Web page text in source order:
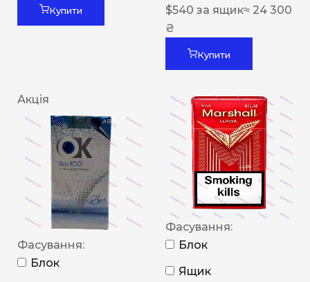
Купити
$540 за ящик≈ 24 300
₴
Купити
Акція
Фасування:
Блок
Фасування:
Блок
Ящик